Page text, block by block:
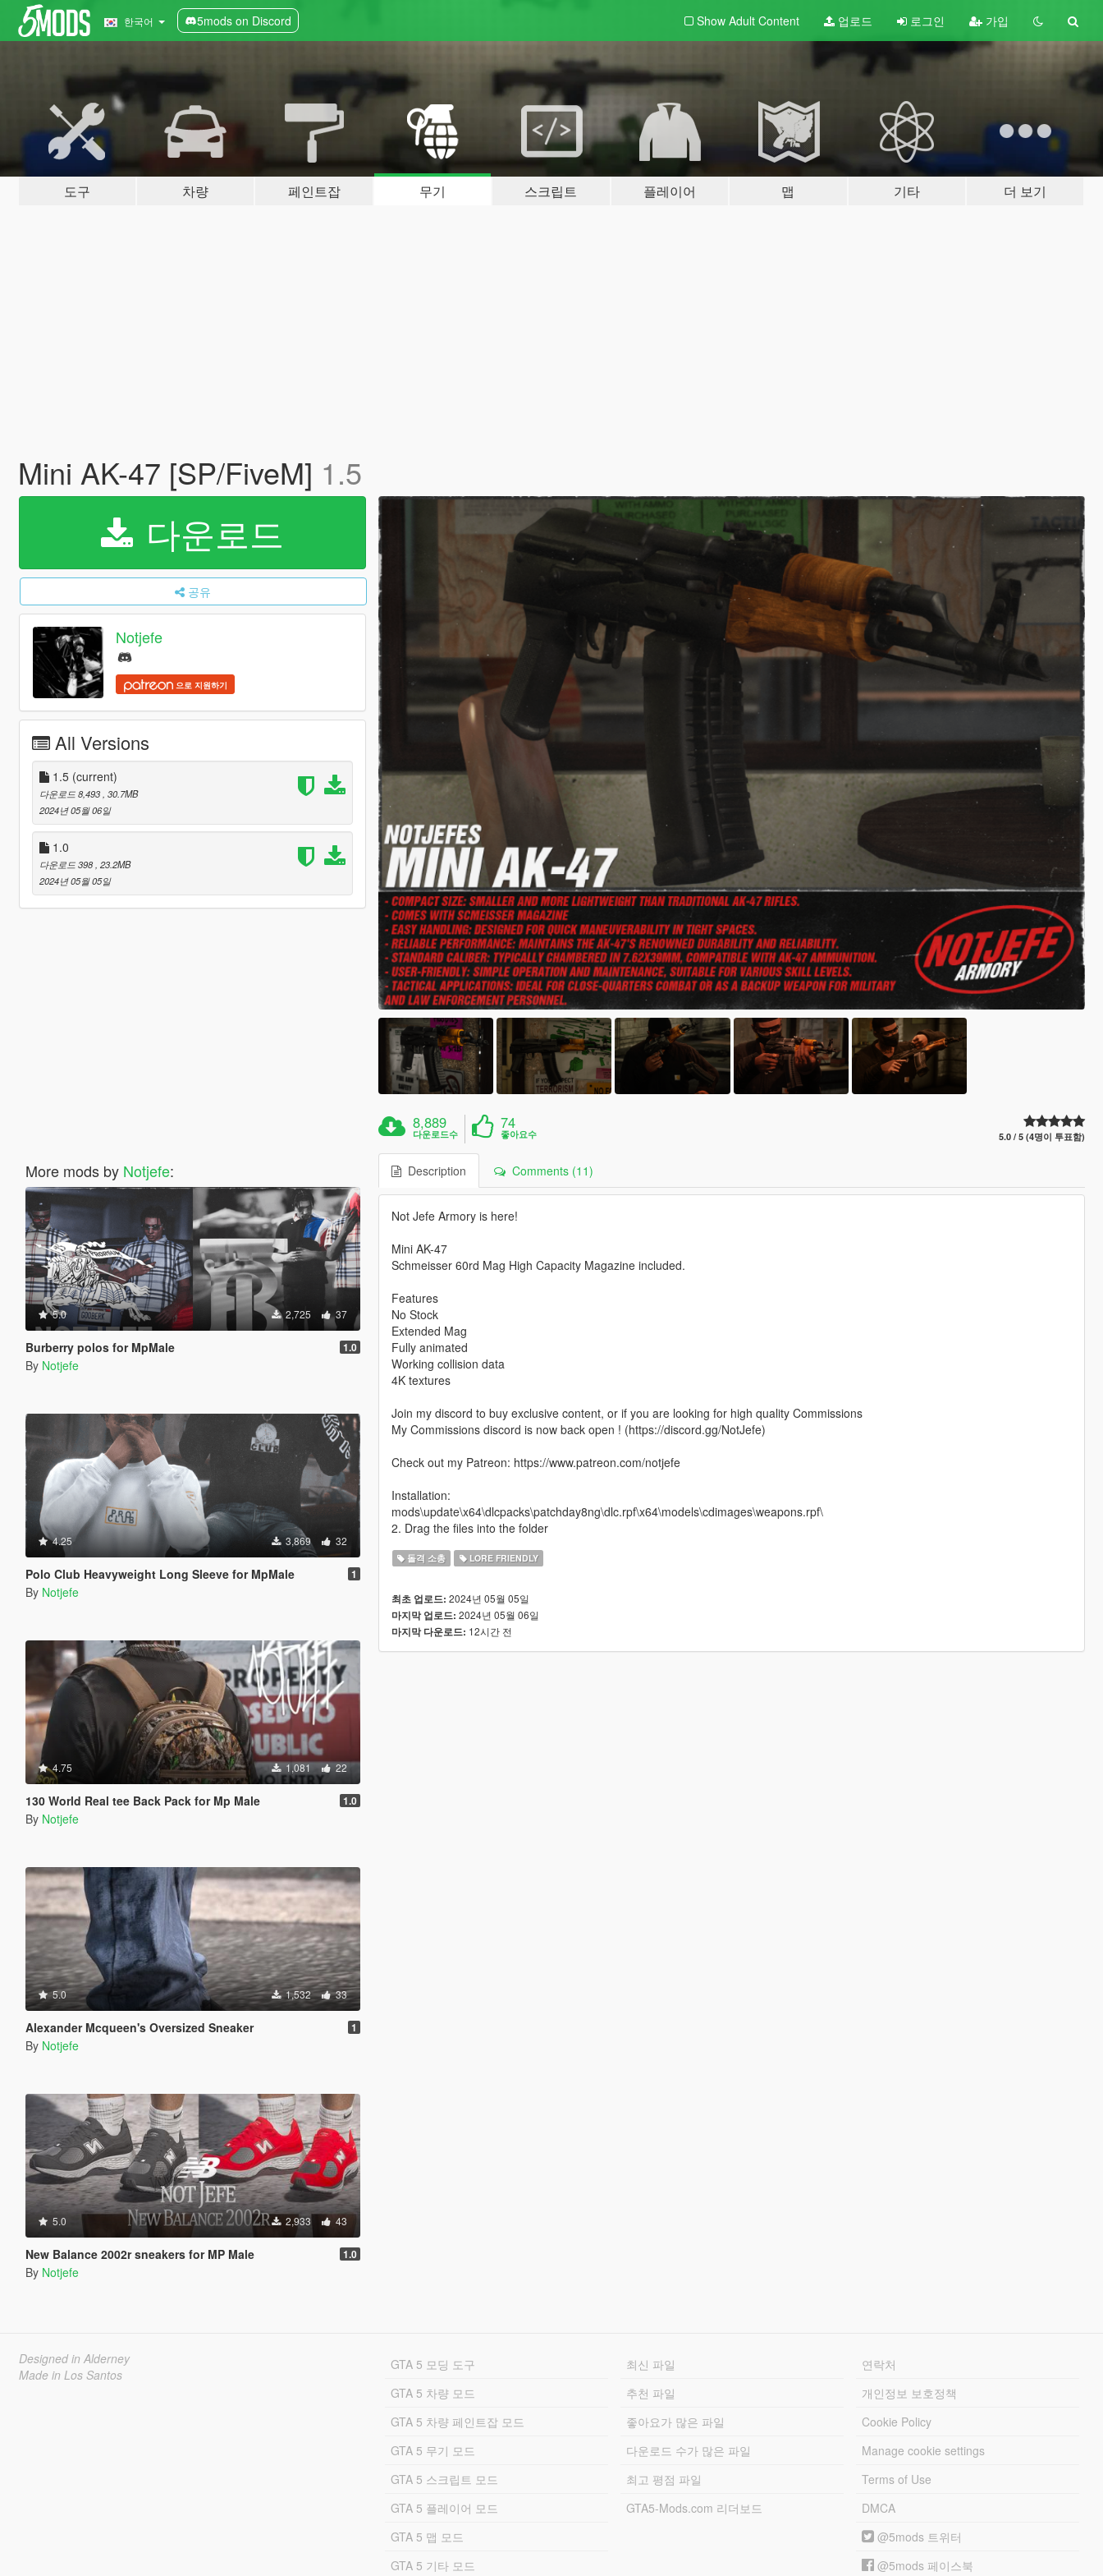
한국어 5mods on Discord Show Adult Content 업로드 로그인 가입
도구 차량 페인트잡 무기 스크립트 플레이어 맵 기타 더 보기
Mini AK-47 [SP/FiveM] 1.5
다운로드
공유
Notjefe
으로 지원하기
All Versions
1.5 (current)
다운로드 8,493 , 30.7MB
2024년 05월 06일
1.0
다운로드 398 , 23.2MB
2024년 05월 05일
More mods by Notjefe:
5.0 2,725 37
Burberry polos for MpMale 1.0
By Notjefe
4.25 3,869 32
Polo Club Heavyweight Long Sleeve for MpMale 1
By Notjefe
4.75 1,081 22
130 World Real tee Back Pack for Mp Male 1.0
By Notjefe
5.0 1,532 33
Alexander Mcqueen's Oversized Sneaker 1
By Notjefe
5.0 2,933 43
New Balance 2002r sneakers for MP Male 1.0
By Notjefe
8,889
다운로드수
74
좋아요수 5.0 / 5 (4명이 투표함)
Description Comments (11)
Not Jefe Armory is here!
Mini AK-47
Schmeisser 60rd Mag High Capacity Magazine included.
Features
No Stock
Extended Mag
Fully animated
Working collision data
4K textures
Join my discord to buy exclusive content, or if you are looking for high quality Commissions
My Commissions discord is now back open ! (https://discord.gg/NotJefe)
Check out my Patreon: https://www.patreon.com/notjefe
Installation:
mods\update\x64\dlcpacks\patchday8ng\dlc.rpf\x64\models\cdimages\weapons.rpf\
2. Drag the files into the folder
돌격 소총 LORE FRIENDLY
최초 업로드: 2024년 05월 05일
마지막 업로드: 2024년 05월 06일
마지막 다운로드: 12시간 전
Designed in Alderney
Made in Los Santos
GTA 5 모딩 도구
GTA 5 차량 모드
GTA 5 차량 페인트잡 모드
GTA 5 무기 모드
GTA 5 스크립트 모드
GTA 5 플레이어 모드
GTA 5 맵 모드
GTA 5 기타 모드
최신 파일
추천 파일
좋아요가 많은 파일
다운로드 수가 많은 파일
최고 평점 파일
GTA5-Mods.com 리더보드
연락처
개인정보 보호정책
Cookie Policy
Manage cookie settings
Terms of Use
DMCA
@5mods 트위터
@5mods 페이스북